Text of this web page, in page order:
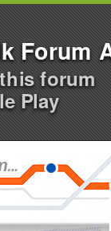
Forum
forum
Play